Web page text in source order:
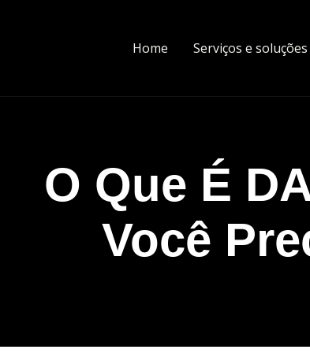
Home Serviços e soluções
O Que É
Você